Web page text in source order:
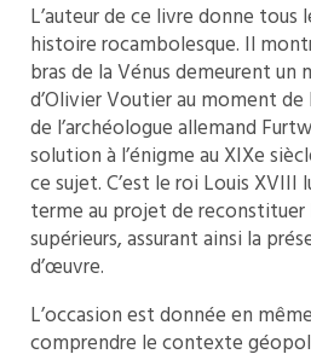
L’auteur de ce livre donne
histoire rocambolesque. Il
bras de la Vénus demeurent un
d’Olivier Voutier au moment
de l’archéologue allemand
solution à l’énigme au XIXe
ce sujet. C’est le roi Louis XVIII
terme au projet de reconstituer
supérieurs, assurant ainsi la
d’œuvre.
L’occasion est donnée en
comprendre le contexte